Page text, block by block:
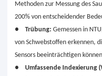
Methoden zur Messung des
200% von entscheidender
●
Trübung: Gemessen in
von Schwebstoffen erkennen,
Sensors beeinträchtigen
●
Umfassende Indexierung